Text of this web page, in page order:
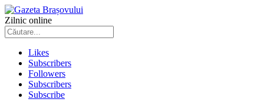
Zilnic online
Likes
Subscribers
Followers
Subscribers
Subscribe